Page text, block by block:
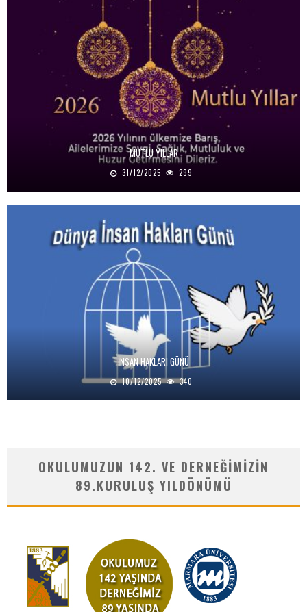
MUTLU YILLAR
31/12/2025 299
İNSAN HAKLARI GÜNÜ
10/12/2025 340
OKULUMUZUN 142. VE DERNEĞIMIZIN
89.KURULUŞ YILDÖNÜMÜ